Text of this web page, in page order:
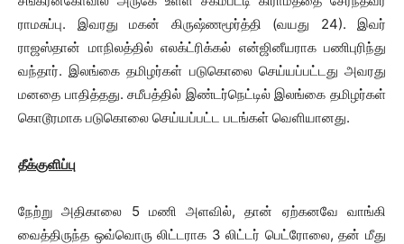
ராமசுப்பு. இவரது மகன் கிருஷ்ணமூர்த்தி (வயது 24). இவர்
ராஜஸ்தான் மாநிலத்தில் எலக்ட்ரிக்கல் என்ஜினீயராக பணிபுரிந்து
வந்தார். இலங்கை தமிழர்கள் படுகொலை செய்யப்பட்டது அவரது
மனதை பாதித்தது. சமீபத்தில் இண்டர்நெட்டில் இலங்கை தமிழர்கள்
கொடூரமாக படுகொலை செய்யப்பட்ட படங்கள் வெளியானது.
தீக்குளிப்பு
நேற்று அதிகாலை 5 மணி அளவில், தான் ஏற்கனவே வாங்கி
வைத்திருந்த ஒவ்வொரு லிட்டராக 3 லிட்டர் பெட்ரோலை, தன் மீது